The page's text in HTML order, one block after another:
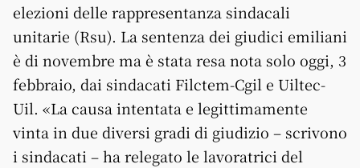
elezioni delle rappresentanza sindacali
unitarie (Rsu). La sentenza dei giudici emiliani
è di novembre ma è stata resa nota solo oggi, 3
febbraio, dai sindacati Filctem-Cgil e Uiltec-
Uil. «La causa intentata e legittimamente
vinta in due diversi gradi di giudizio – scrivono
i sindacati – ha relegato le lavoratrici del